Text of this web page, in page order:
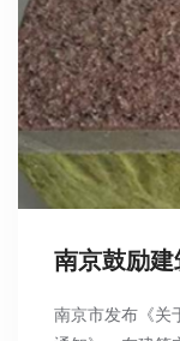
南京鼓励
南京市发布《关